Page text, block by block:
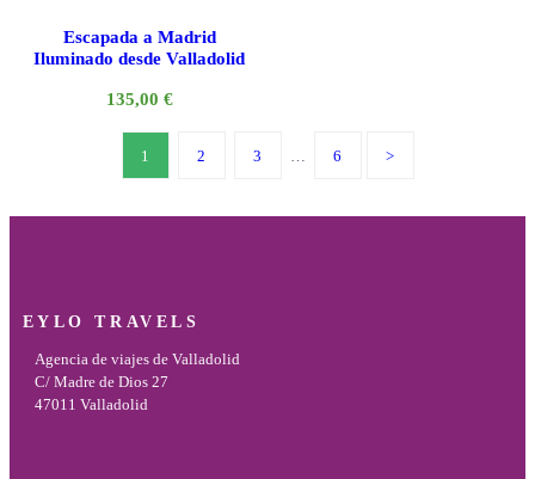
Escapada a Madrid
Iluminado desde Valladolid
135,00 €
1 2 3 6
EYLO TRAVELS
Agencia de viajes de Valladolid
C/ Madre de Dios 27
47011 Valladolid